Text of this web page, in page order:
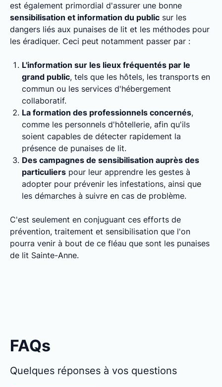
est également primordial d'assurer une bonne
sensibilisation et information du public sur les
dangers liés aux punaises de lit et les méthodes pour
les éradiquer. Ceci peut notamment passer par :
L'information sur les lieux fréquentés par le
grand public, tels que les hôtels, les transports en
commun ou les services d'hébergement
collaboratif.
La formation des professionnels concernés,
comme les personnels d'hôtellerie, afin qu'ils
soient capables de détecter rapidement la
présence de punaises de lit.
Des campagnes de sensibilisation auprès des
particuliers pour leur apprendre les gestes à
adopter pour prévenir les infestations, ainsi que
les démarches à suivre en cas de problème.
C'est seulement en conjuguant ces efforts de
prévention, traitement et sensibilisation que l'on
pourra venir à bout de ce fléau que sont les punaises
de lit Sainte-Anne.
FAQs
Quelques réponses à vos questions